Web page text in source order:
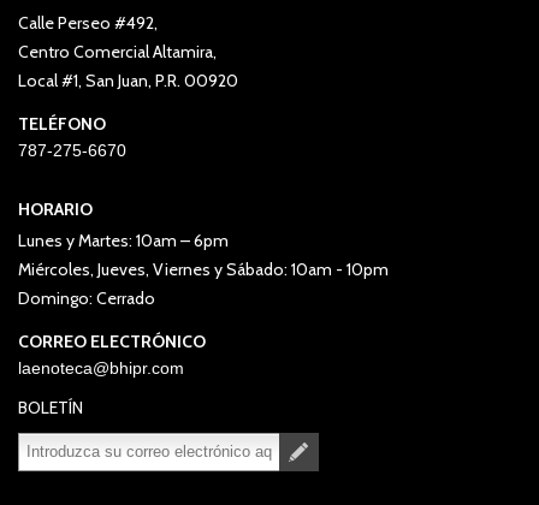
Calle Perseo #492,
Centro Comercial Altamira,
Local #1, San Juan, P.R. 00920
TELÉFONO
787-275-6670
HORARIO
Lunes y Martes: 10am – 6pm
Miércoles, Jueves, Viernes y Sábado: 10am - 10pm
Domingo: Cerrado
CORREO ELECTRÓNICO
laenoteca@bhipr.com
BOLETÍN